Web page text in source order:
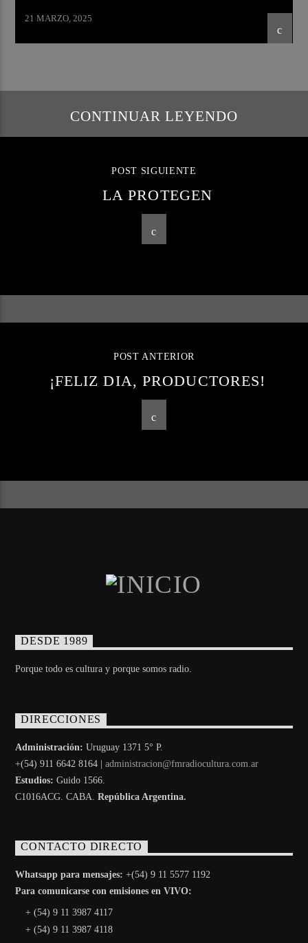
21 MARZO, 2025
CONTINUAR LEYENDO
POST SIGUIENTE
LA PROTEGEN
POST ANTERIOR
¡FELIZ DIA, PRODUCTORES!
DESDE 1989
Porque todo es cultura y porque somos radio.
DIRECCIONES
Administración: Uruguay 1371 5° P.
+(54) 911 6642 8164 |administracion@fmradiocultura.com.ar
Estudios: Guido 1566.
C1016ACG . CABA.República Argentina.
CONTACTO DIRECTO
Whatsapp para mensajes: +(54) 9 11 5577 1192
Para comunicarse con emisiones en VIVO:
+ (54) 9 11 3987 4117
+ (54) 9 11 3987 4118